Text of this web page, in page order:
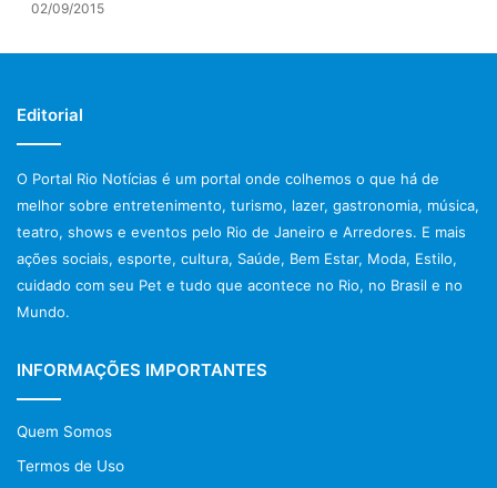
muito mais.
Na Arena do Futuro, a conexão entre presente/futuro
Também estarão na pauta a indústria 4.0 e o futuro das
profissões. Já a Arena Merco Games, sucesso na última
edição, volta com força máxima, ampliada e promovendo
torneios entre os fãs de
Arena Merco Music, com os melhores artistas regionais. E,
as crianças, também terão um espaço todinho delas, a
brinquedos. Para mais informações sobre a Merco
Noroeste, clique em
02/09/2015
Editorial
O Portal Rio Notícias é um portal onde colhemos o que há de
melhor sobre entretenimento, turismo, lazer, gastronomia, música,
teatro, shows e eventos pelo Rio de Janeiro e Arredores. E mais
ações sociais, esporte, cultura, Saúde, Bem Estar, Moda, Estilo,
cuidado com seu Pet e tudo que acontece no Rio, no Brasil e no
Mundo.
INFORMAÇÕES IMPORTANTES
Quem Somos
Termos de Uso